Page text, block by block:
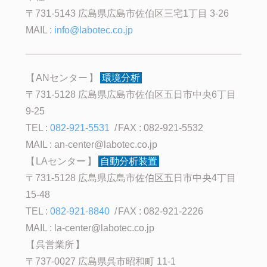
〒731-5143 広島県広島市佐伯区三宅1丁目 3-26
MAIL : info@labotec.co.jp
ANセンター
環境分析
〒731-5128 広島県広島市佐伯区五日市中央6丁目
9-25
TEL :082-921-5531
FAX : 082-921-5532
MAIL :an-center@labotec.co.jp
LAセンター
自動分析装置
〒731-5128 広島県広島市佐伯区五日市中央4丁目
15-48
TEL :082-921-8840
FAX : 082-921-2226
MAIL : la-center@labotec.co.jp
呉営業所
〒737-0027 広島県呉市昭和町 11-1